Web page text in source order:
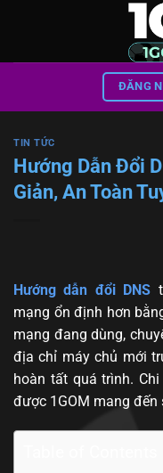
ĐĂNG
TIN TỨC
Hướng Dẫn Đổi
Giản, An Toàn
Hướng dẫn đổi DNS
mạng ổn định hơn
mạng đang dùng,
địa chỉ máy chủ mới
hoàn tất quá trình.
được 1GOM mang